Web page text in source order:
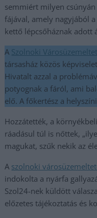
semmiért milyen
fájával, amely nagyjából
kettő lépcsőháznak adott
A Szolnoki
társasház közös
Hivatalt azzal a
potyognak a fáról, ami
elő. A főkertész a
Hozzátették, a
ráadásul túl is nőttek,
magukat, szűk nekik az
A szolnoki
indokolta a nyárfa
Szol24-nek küldött
előzetes tájékoztatás és